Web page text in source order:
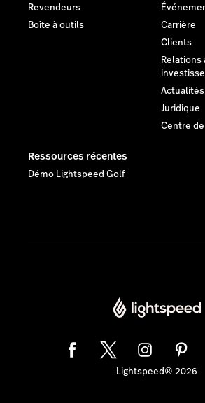
Revendeurs
Boîte à outils
Carrière
Clients
Relations
Actualités
Juridique
Centre
Ressources récentes
Démo Lightspeed Golf
Lightspeed® 2026